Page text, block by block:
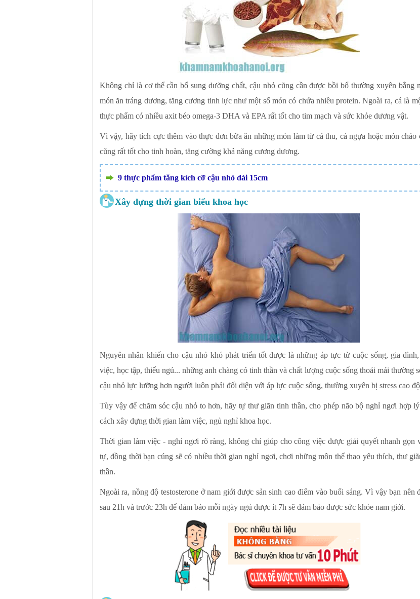
Không chỉ là cơ thể cần bổ sung dưỡng chất, cậu nhỏ cũng cần được bồi bổ thường xuyên bằng
món ăn tráng dương, tăng cương tinh lực như một số món có chứa nhiều protein. Ngoài ra, cá là
thực phẩm có nhiều axit béo omega-3 DHA và EPA rất tốt cho tim mạch và sức khỏe dương vật.
Vì vậy, hãy tích cực thêm vào thực đơn bữa ăn những món làm từ cá thu, cá ngựa hoặc món cháo
cũng rất tốt cho tinh hoàn, tăng cường khả năng cương dương.
9 thực phẩm tăng kích cỡ cậu nhỏ dài 15cm
Xây dựng thời gian biểu khoa học
Nguyên nhân khiến cho cậu nhỏ khó phát triển tốt được là những áp tực từ cuộc sống, gia
việc, học tập, thiếu ngủ... những anh chàng có tinh thần và chất lượng cuộc sống thoải mái thường
cậu nhỏ lực lưỡng hơn người luôn phải đối diện với áp lực cuộc sống, thường xuyên bị stress cao
Tùy vậy để chăm sóc cậu nhỏ to hơn, hãy tự thư giãn tinh thần, cho phép não bộ nghỉ ngơi hợp
cách xây dựng thời gian làm việc, ngủ nghỉ khoa học.
Thời gian làm việc - nghỉ ngơi rõ ràng, không chỉ giúp cho công việc được giải quyết nhanh gọn
tự, đồng thời bạn cúng sẽ có nhiều thời gian nghỉ ngơi, chơi những môn thể thao yêu thích, thư
thần.
Ngoài ra, nồng độ testosterone ở nam giới được sản sinh cao điểm vào buổi sáng. Vì vậy bạn nên
sau 21h và trước 23h để đảm bảo mỗi ngày ngủ được ít 7h sẽ đảm bảo được sức khỏe nam giới.